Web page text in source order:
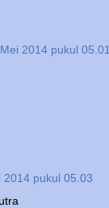
2014 pukul 05.01
2014 pukul 05.03